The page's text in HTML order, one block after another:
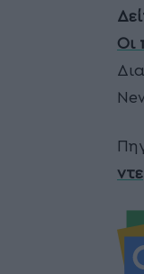
Οι